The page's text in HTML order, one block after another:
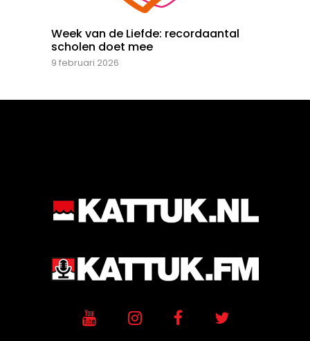
Week van de Liefde: recordaantal
scholen doet mee
9 februari 2026